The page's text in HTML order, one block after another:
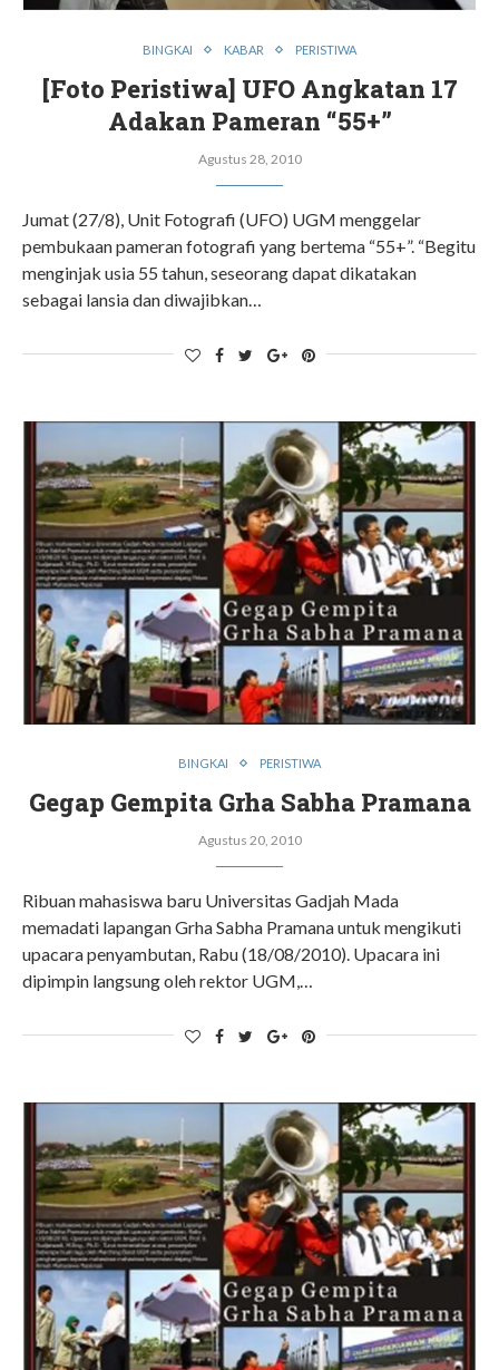
BINGKAI KABAR PERISTIWA
[Foto Peristiwa] UFO Angkatan 17
Adakan Pameran “55+”
Agustus 28, 2010
Jumat (27/8), Unit Fotografi (UFO) UGM menggelar
pembukaan pameran fotografi yang bertema “55+”. “Begitu
menginjak usia 55 tahun, seseorang dapat dikatakan
sebagai lansia dan diwajibkan…
BINGKAI PERISTIWA
Gegap Gempita Grha Sabha Pramana
Agustus 20, 2010
Ribuan mahasiswa baru Universitas Gadjah Mada
memadati lapangan Grha Sabha Pramana untuk mengikuti
upacara penyambutan, Rabu (18/08/2010). Upacara ini
dipimpin langsung oleh rektor UGM,…